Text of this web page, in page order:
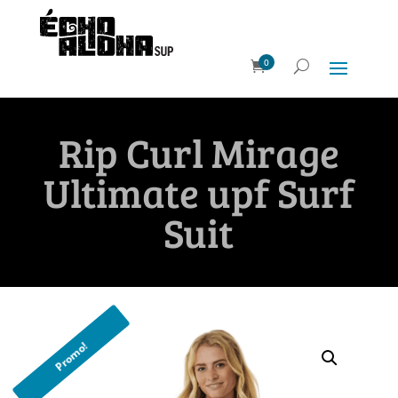
0
Rip Curl Mirage
Ultimate upf Surf
Suit
Promo!